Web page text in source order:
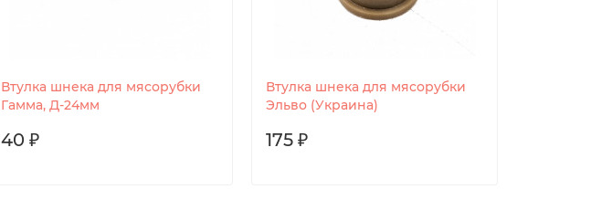
Втулка шнека для мясорубки
Гамма, Д-24мм
40 ₽
Втулка шнека для мясорубки
Эльво (Украина)
175 ₽